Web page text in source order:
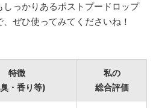
っかりあるポストプードロップ
ぜひ使ってみてくださいね！
特徴
・香り等)
私の
総合評価